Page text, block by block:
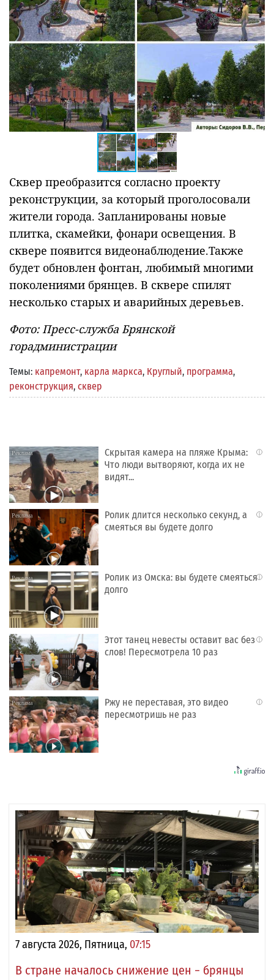
Сквер преобразится согласно проекту
реконструкции, за который проголосовали
жители города. Запланированы новые
плитка, скамейки, фонари освещения. В
сквере появится видеонаблюдение.Также
будет обновлен фонтан, любимый многими
поколениями брянцев. В сквере спилят
несколько старых и аварийных деревьев.
Фото: Пресс-служба Брянской
горадминистрации
Темы: капремонт, карла маркса, Круглый, программа,
реконструкция, сквер
i
Скрытая камера на пляже Крыма:
Что люди вытворяют, когда их не
видят...
i
Ролик длится несколько секунд, а
смеяться вы будете долго
i
Ролик из Омска: вы будете смеяться
долго
i
Этот танец невесты оставит вас без
слов! Пересмотрела 10 раз
i
Ржу не переставая, это видео
пересмотришь не раз
7 августа 2026, Пятница, 07:15
В стране началось снижение цен − брянцы